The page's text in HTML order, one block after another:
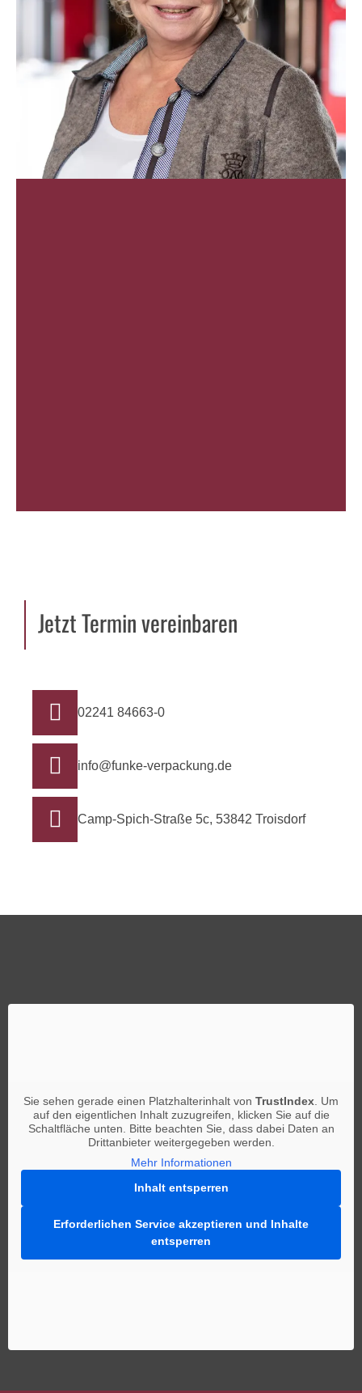
Jetzt Termin vereinbaren
02241 84663-0
info@funke-verpackung.de
Camp-Spich-Straße 5c, 53842 Troisdorf
Sie sehen gerade einen Platzhalterinhalt von TrustIndex . Um
auf den eigentlichen Inhalt zuzugreifen, klicken Sie auf die
Schaltfläche unten. Bitte beachten Sie, dass dabei Daten an
Drittanbieter weitergegeben werden.
Mehr Informationen
Inhalt entsperren
Erforderlichen Service akzeptieren und Inhalte
entsperren